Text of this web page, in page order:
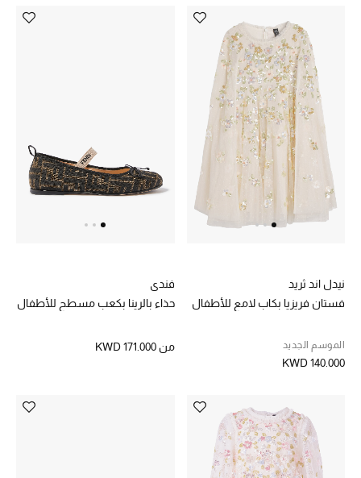
الأحذية الرجالية
أحذية للأطفال
أبرز المصممين
أحذية مختارة
تسوقوا الأحذية
خصومات
جميع مستحضرات الجمال
الأكثر مبيعاً
العطور
نيدل اند ثريد
فستان فريزيا بكاب لامع للأطفال
الموسم الجديد
KWD 140.000
فندي
حذاء بالرينا بكعب مسطح للأطفال
من KWD 171.000